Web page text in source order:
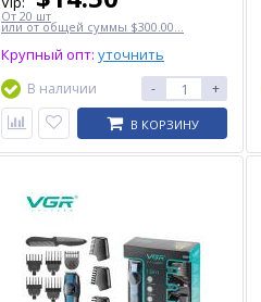
От 20 шт
или от общей суммы $300.00...
Крупный опт: уточнить
В наличии - +
В КОРЗИНУ